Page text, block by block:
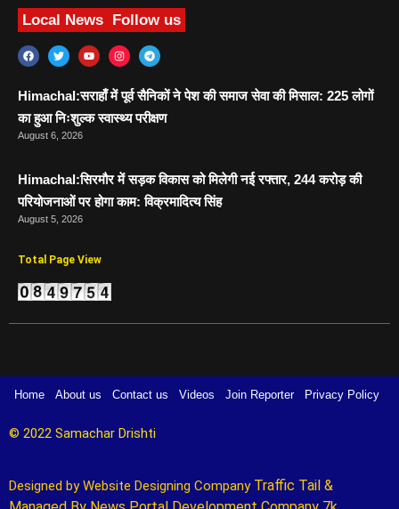
Local News Follow us
Himachal:सराहाँ में पूर्व सैनिकों ने पेश की समाज सेवा की मिसाल: 225 लोगों
का हुआ निःशुल्क स्वास्थ्य परीक्षण
August 6, 2026
Himachal:सिरमौर में सड़क विकास को मिलेगी नई रफ्तार, 244 करोड़ की
परियोजनाओं पर होगा काम: विक्रमादित्य सिंह
August 5, 2026
Total Page View
Home About us Contact us Videos Join Reporter Privacy Policy
© 2022 Samachar Drishti
Designed by Website Designing Company Traffic Tail &